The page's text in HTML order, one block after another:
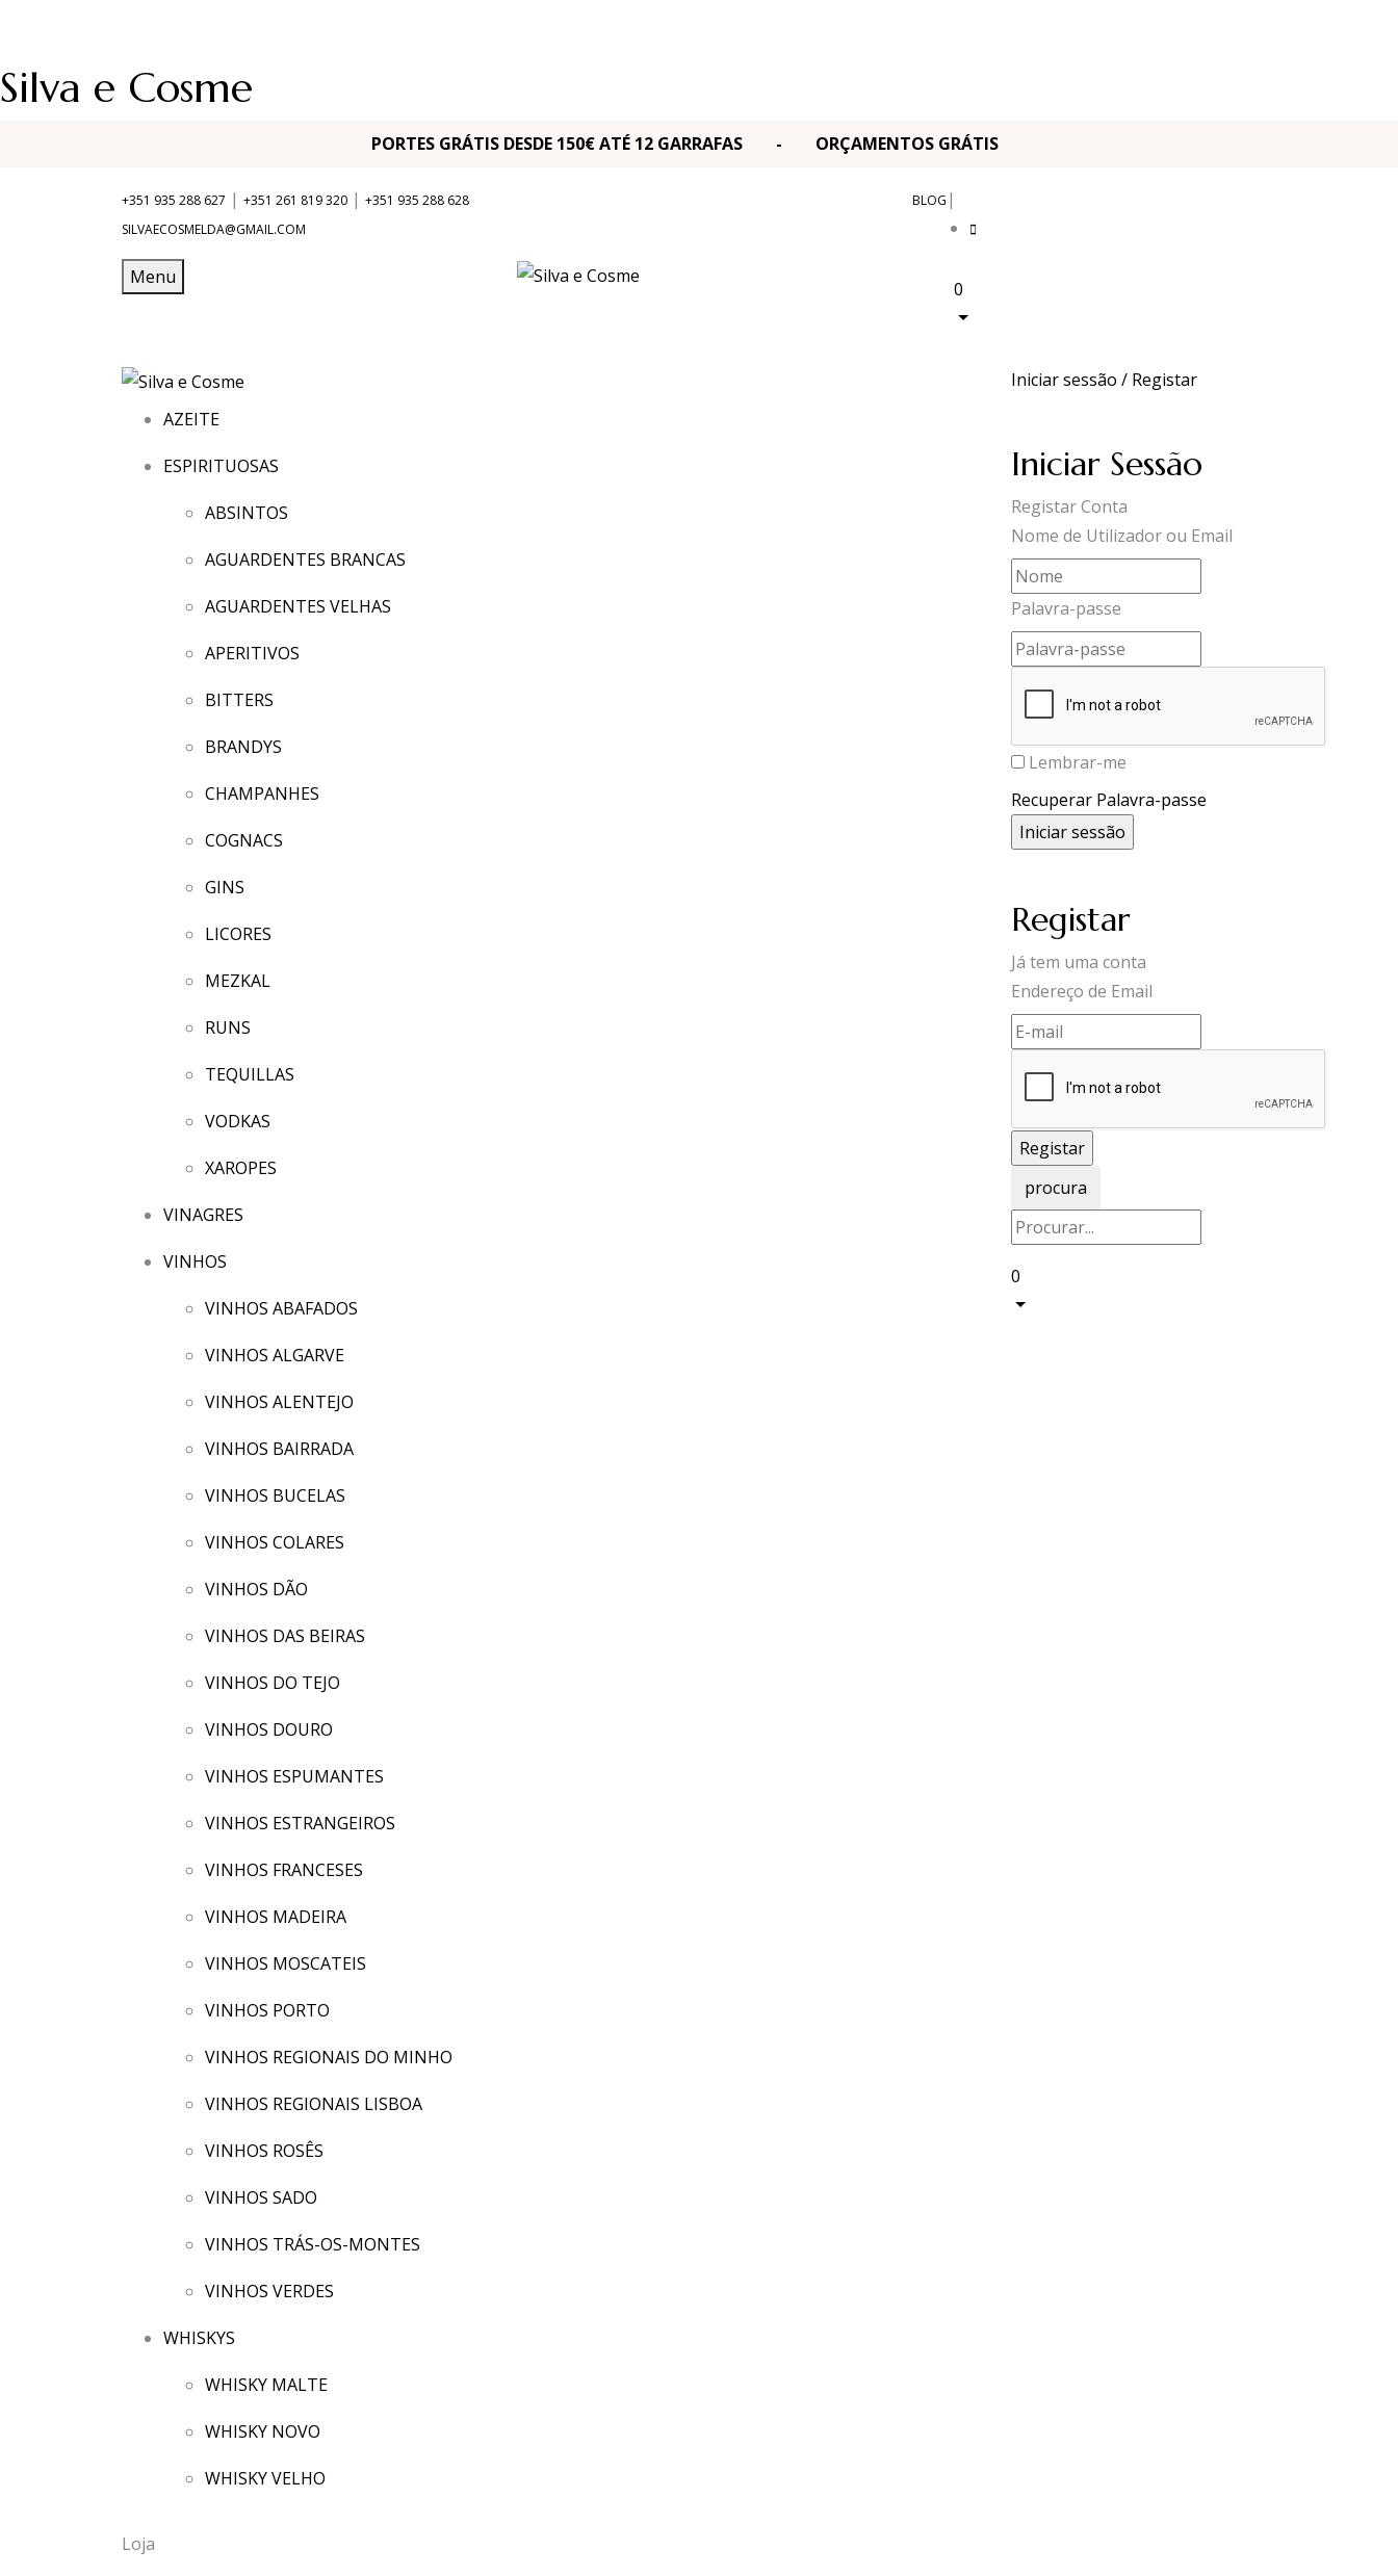
Silva e Cosme
PORTES GRÁTIS DESDE 150€ ATÉ 12 GARRAFAS - ORÇAMENTOS GRÁTIS
+351 935 288 627 | +351 261 819 320 | +351 935 288 628
SILVAECOSMELDA@GMAIL.COM
BLOG |
Menu
0
AZEITE
ESPIRITUOSAS
ABSINTOS
AGUARDENTES BRANCAS
AGUARDENTES VELHAS
APERITIVOS
BITTERS
BRANDYS
CHAMPANHES
COGNACS
GINS
LICORES
MEZKAL
RUNS
TEQUILLAS
VODKAS
XAROPES
VINAGRES
VINHOS
VINHOS ABAFADOS
VINHOS ALGARVE
VINHOS ALENTEJO
VINHOS BAIRRADA
VINHOS BUCELAS
VINHOS COLARES
VINHOS DÃO
VINHOS DAS BEIRAS
VINHOS DO TEJO
VINHOS DOURO
VINHOS ESPUMANTES
VINHOS ESTRANGEIROS
VINHOS FRANCESES
VINHOS MADEIRA
VINHOS MOSCATEIS
VINHOS PORTO
VINHOS REGIONAIS DO MINHO
VINHOS REGIONAIS LISBOA
VINHOS ROSÊS
VINHOS SADO
VINHOS TRÁS-OS-MONTES
VINHOS VERDES
WHISKYS
WHISKY MALTE
WHISKY NOVO
WHISKY VELHO
Iniciar sessão / Registar
Iniciar Sessão
Registar Conta
Nome de Utilizador ou Email
Palavra-passe
Lembrar-me
Recuperar Palavra-passe
Registar
Já tem uma conta
Endereço de Email
procura
0
Loja